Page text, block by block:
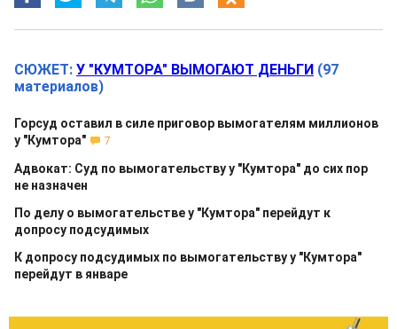
СЮЖЕТ: У "КУМТОРА" ВЫМОГАЮТ ДЕНЬГИ (97
материалов)
Горсуд оставил в силе приговор вымогателям миллионов
у "Кумтора"
7
Адвокат: Суд по вымогательству у "Кумтора" до сих пор
не назначен
По делу о вымогательстве у "Кумтора" перейдут к
допросу подсудимых
К допросу подсудимых по вымогательству у "Кумтора"
перейдут в январе